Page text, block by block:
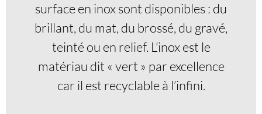
surface en inox sont disponibles : du
brillant, du mat, du brossé, du gravé,
teinté ou en relief. L’inox est le
matériau dit « vert » par excellence
car il est recyclable à l’infini.